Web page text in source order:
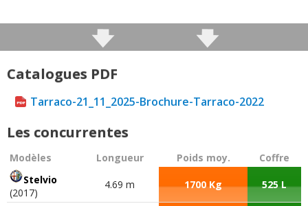
Catalogues PDF
Tarraco-21_11_2025-Brochure-Tarraco-2022
Les concurrentes
Modèles Longueur Poids moy.
Coffre
Stelvio
(2017)
4.69 m 1700 Kg 525 L